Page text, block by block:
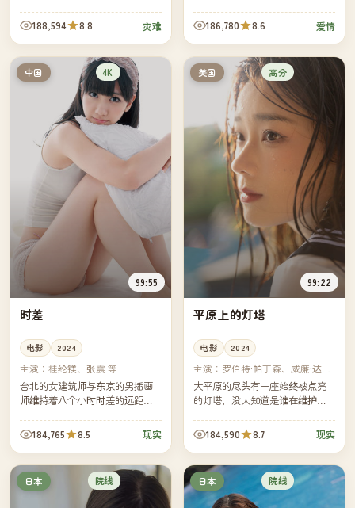
援的城市义工，在烟雾里完成了
一场必须互相托付生命的接力。
188,594 8.8 灾难
议他们用四季的时间，合作一幅
以星座为名的画——前提是必须
每周...
186,780 8.6 爱情
中国 4K
99:55
时差
电影 2024
主演： 桂纶镁、张震 等
台北的女建筑师与东京的男插画
师维持着八个小时时差的远距离
录每天三件小事，约定在第三百
六十五天交换日记。
184,765 8.5 现实
美国 高分
99:22
平原上的灯塔
电影 2024
主演： 罗伯特·帕丁森、威廉·达福
等
大平原的尽头有一座始终被点亮
的灯塔，没人知道是谁在维护
开车追到那里，并住下来找出答
案。
184,590 8.7 现实
日本 院线 日本 院线